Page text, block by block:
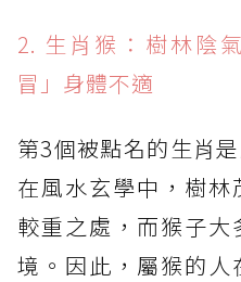
2. 生肖猴：樹林陰
冒」身體不適
第3個被點名的生肖
在風水玄學中，樹
較重之處，而猴子
境。因此，屬猴的